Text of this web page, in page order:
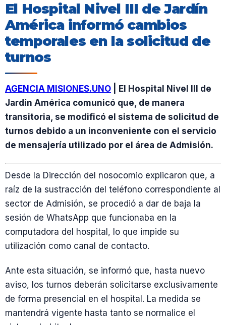
El Hospital Nivel III de Jardín
América informó cambios
temporales en la solicitud de
turnos
AGENCIA MISIONES.UNO | El Hospital Nivel III de
Jardín América comunicó que, de manera
transitoria, se modificó el sistema de solicitud de
turnos debido a un inconveniente con el servicio
de mensajería utilizado por el área de Admisión.
Desde la Dirección del nosocomio explicaron que, a
raíz de la sustracción del teléfono correspondiente al
sector de Admisión, se procedió a dar de baja la
sesión de WhatsApp que funcionaba en la
computadora del hospital, lo que impide su
utilización como canal de contacto.
Ante esta situación, se informó que, hasta nuevo
aviso, los turnos deberán solicitarse exclusivamente
de forma presencial en el hospital. La medida se
mantendrá vigente hasta tanto se normalice el